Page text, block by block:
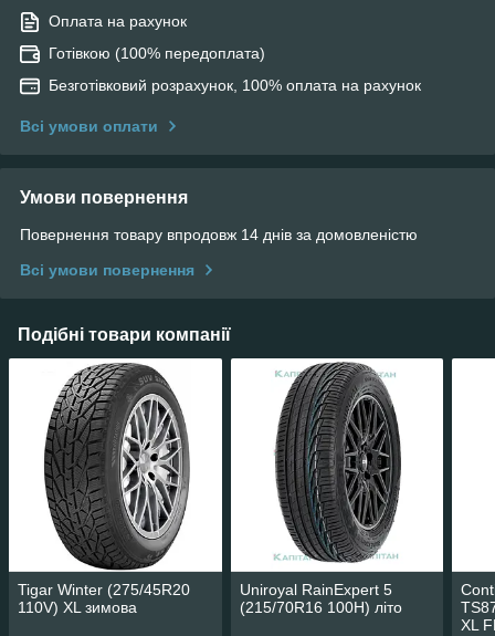
Оплата на рахунок
Готівкою (100% передоплата)
Безготівковий розрахунок, 100% оплата на рахунок
Всі умови оплати
Умови повернення
Повернення товару впродовж 14 днів за домовленістю
Всі умови повернення
Подібні товари компанії
Tigar Winter (275/45R20
110V) XL зимова
Uniroyal RainExpert 5
(215/70R16 100H) літо
XL